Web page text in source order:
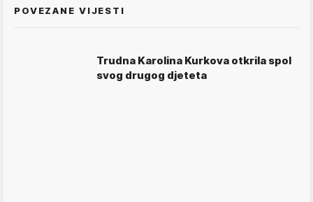
POVEZANE VIJESTI
Trudna Karolina Kurkova otkrila spol
svog drugog djeteta